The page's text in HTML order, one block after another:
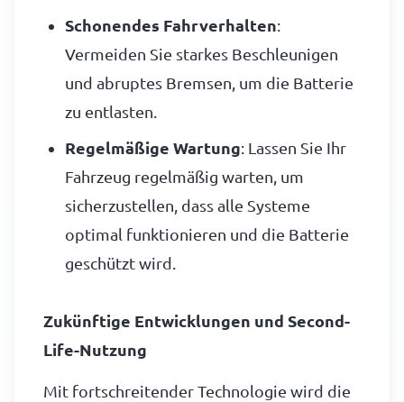
Schonendes Fahrverhalten:
Vermeiden Sie starkes Beschleunigen
und abruptes Bremsen, um die Batterie
zu entlasten.
Regelmäßige Wartung: Lassen Sie Ihr
Fahrzeug regelmäßig warten, um
sicherzustellen, dass alle Systeme
optimal funktionieren und die Batterie
geschützt wird.
Zukünftige Entwicklungen und Second-
Life-Nutzung
Mit fortschreitender Technologie wird die